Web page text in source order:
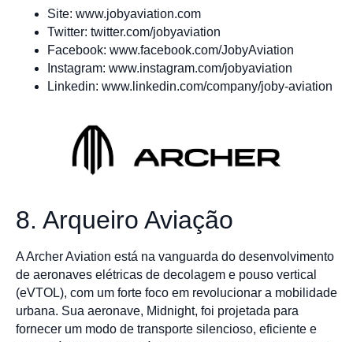
Site: www.jobyaviation.com
Twitter: twitter.com/jobyaviation
Facebook: www.facebook.com/JobyAviation
Instagram: www.instagram.com/jobyaviation
Linkedin: www.linkedin.com/company/joby-aviation
8. Arqueiro Aviação
A Archer Aviation está na vanguarda do desenvolvimento
de aeronaves elétricas de decolagem e pouso vertical
(eVTOL), com um forte foco em revolucionar a mobilidade
urbana. Sua aeronave, Midnight, foi projetada para
fornecer um modo de transporte silencioso, eficiente e